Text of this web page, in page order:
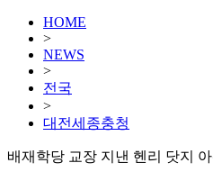
HOME
>
NEWS
>
전국
>
대전세종충청
배재학당 교장 지낸 헨리 닷지